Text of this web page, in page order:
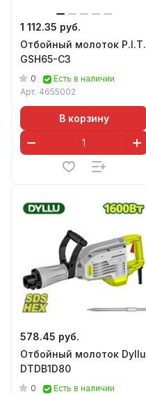
1 112.35 руб.
Отбойный молоток P.I.T.
GSH65-C3
0
Есть в наличии
Арт. 4655002
В корзину
578.45 руб.
Отбойный молоток Dyllu
DTDB1D80
0
Есть в наличии